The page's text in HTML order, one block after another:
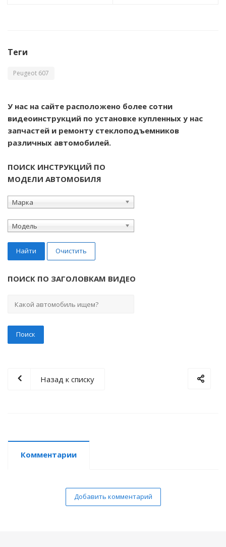
Теги
Peugeot 607
У нас на сайте расположено более сотни
видеоинструкций по установке купленных у нас
запчастей и ремонту стеклоподъемников
различных автомобилей.
ПОИСК ИНСТРУКЦИЙ ПО
МОДЕЛИ АВТОМОБИЛЯ
Марка
Модель
Найти Очистить
ПОИСК ПО ЗАГОЛОВКАМ ВИДЕО
Назад к списку
Комментарии
Добавить комментарий